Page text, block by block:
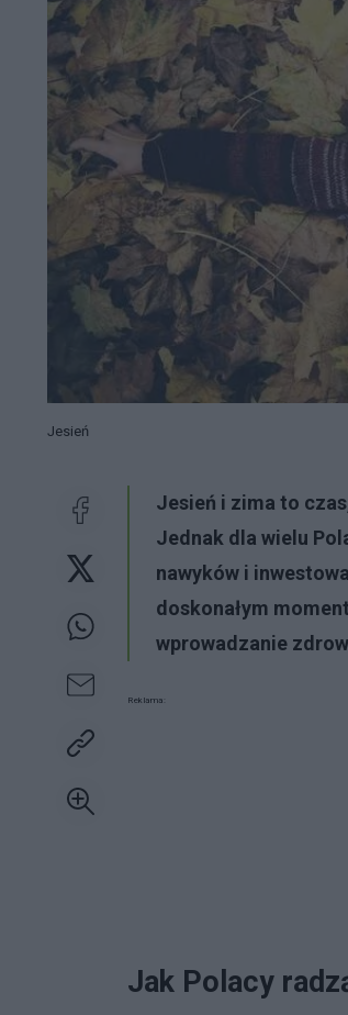
Jesień
Jesień i zima to
Jednak dla wielu
nawyków i
doskonałym
wprowadzanie
Reklama:
Jak Polacy